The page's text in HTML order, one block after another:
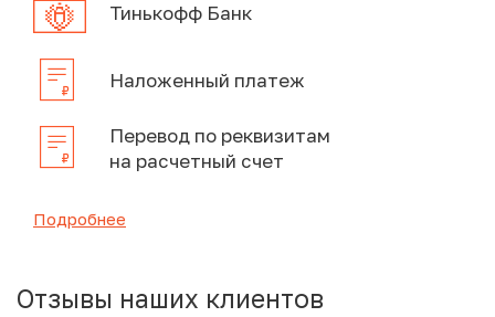
Тинькофф Банк
Наложенный платеж
Перевод по реквизитам
на расчетный счет
Подробнее
Отзывы наших клиентов